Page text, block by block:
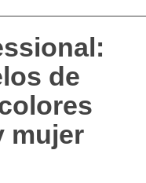
de
mujer